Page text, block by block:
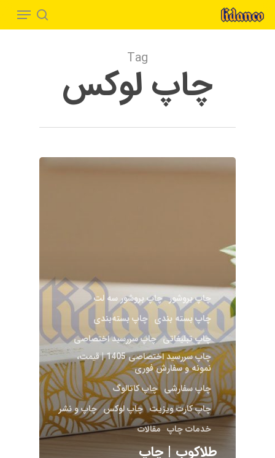
search
Menu
Tag
چاپ لوکس
چاپ بروشور چاپ بروشور سه لت
چاپ بسته ‌بندی چاپ بسته‌بندی
چاپ تبلیغاتی چاپ سررسید اختصاصی
چاپ سررسید اختصاصی 1405 | قیمت،
نمونه و سفارش فوری
چاپ سفارشی چاپ کاتالوگ
چاپ کارت ویزیت چاپ لوکس چاپ و نشر
خدمات چاپ مقالات
طلاکوب | چاپ